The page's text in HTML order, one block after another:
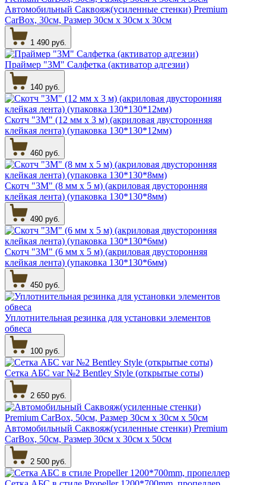
Автомобильный Саквояж(усиленные стенки) Premium
CarBox, 30см, Размер 30см х 30см х 30см
1 490 руб.
Праймер "3М" Салфетка (активатор адгезии)
140 руб.
Скотч "3М" (12 мм х 3 м) (акриловая двусторонняя
клейкая лента) (упаковка 130*130*12мм)
460 руб.
Скотч "3М" (8 мм х 5 м) (акриловая двусторонняя
клейкая лента) (упаковка 130*130*8мм)
490 руб.
Скотч "3М" (6 мм х 5 м) (акриловая двусторонняя
клейкая лента) (упаковка 130*130*6мм)
450 руб.
Уплотнительная резинка для установки элементов
обвеса
100 руб.
Сетка АБС var №2 Bentley Style (открытые соты)
2 650 руб.
Автомобильный Саквояж(усиленные стенки) Premium
CarBox, 50см, Размер 30см х 30см х 50см
2 500 руб.